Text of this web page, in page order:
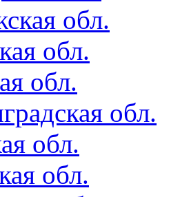
обл.
обл.
обл.
обл.
обл.
обл.